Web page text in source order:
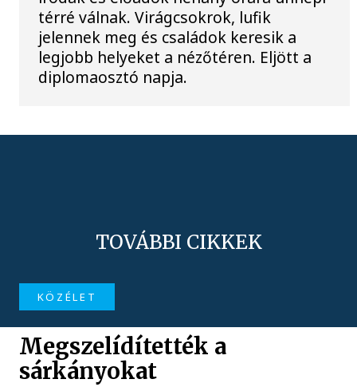
térré válnak. Virágcsokrok, lufik
jelennek meg és családok keresik a
legjobb helyeket a nézőtéren. Eljött a
diplomaosztó napja.
TOVÁBBI CIKKEK
KÖZÉLET
Megszelídítették a
sárkányokat